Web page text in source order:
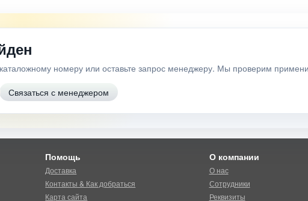
номеру или оставьте запрос менеджеру. Мы проверим
Связаться с менеджером
Помощь
Доставка
Контакты & Как добраться
Карта сайта
О компании
О нас
Сотрудники
Реквизиты